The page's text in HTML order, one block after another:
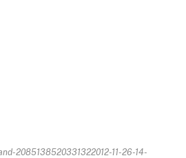
2085138520331322012-11-26-14-